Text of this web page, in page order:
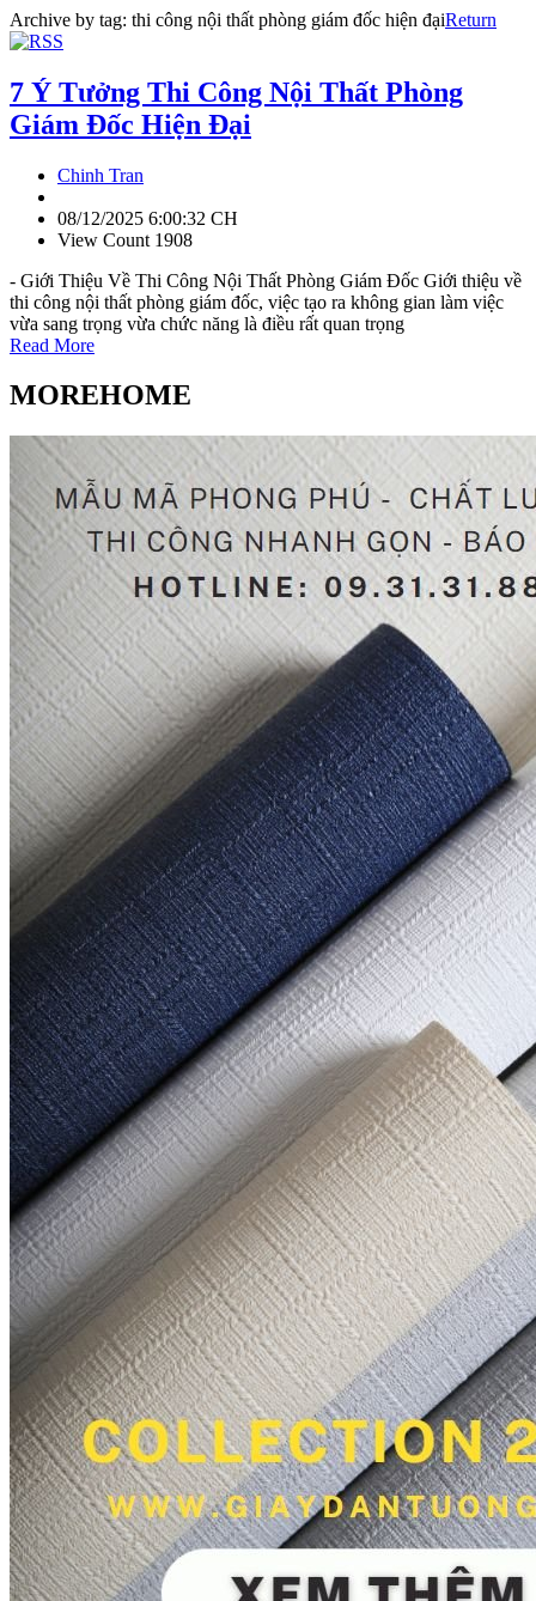
Archive by tag: thi công nội thất phòng giám đốc hiện đạiReturn
7 Ý Tưởng Thi Công Nội Thất Phòng
Giám Đốc Hiện Đại
Chinh Tran
08/12/2025 6:00:32 CH
View Count 1908
- Giới Thiệu Về Thi Công Nội Thất Phòng Giám Đốc Giới thiệu về
thi công nội thất phòng giám đốc, việc tạo ra không gian làm việc
vừa sang trọng vừa chức năng là điều rất quan trọng
Read More
MOREHOME